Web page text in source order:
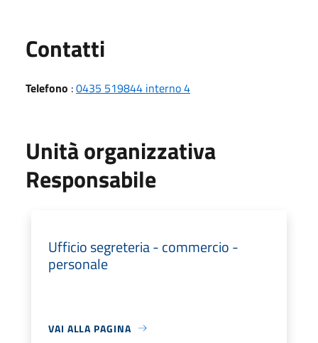
Contatti
Telefono :0435 519844 interno 4
Unità organizzativa
Responsabile
Ufficio segreteria - commercio -
personale
VAI ALLA PAGINA